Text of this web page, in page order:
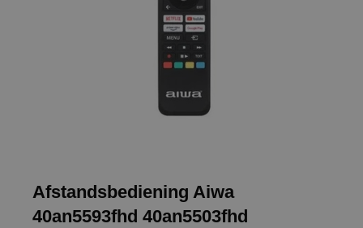
Afstandsbediening Aiwa
40an5593fhd 40an5503fhd